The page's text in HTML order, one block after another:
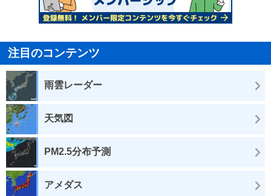
注目のコンテンツ
雨雲レーダー
天気図
PM2.5分布予測
アメダス